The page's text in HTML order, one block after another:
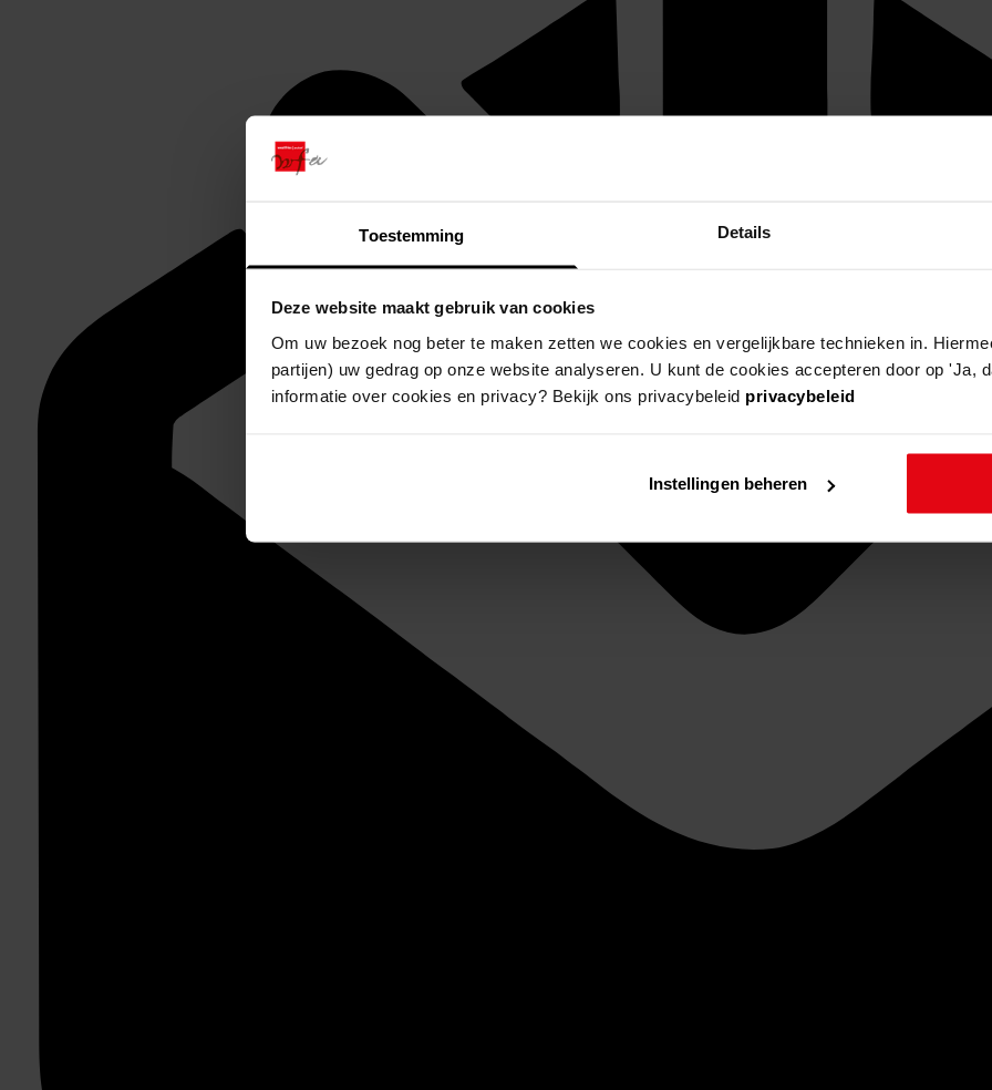
Toestemming Details
Deze website maakt gebruik van cookies
Om uw bezoek nog beter te maken zetten we cookies en vergelijkbare technieken in.
partijen) uw gedrag op onze website analyseren. U kunt de cookies accepteren door op 'Ja,
informatie over cookies en privacy? Bekijk ons privacybeleid privacybeleid
Instellingen beheren